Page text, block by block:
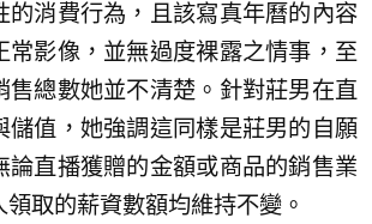
的消費行為，且該寫真年曆的內容
常影像，並無過度裸露之情事，至
售總數她並不清楚。針對莊男在直
儲值，她強調這同樣是莊男的自願
論直播獲贈的金額或商品的銷售業
取的薪資數額均維持不變。